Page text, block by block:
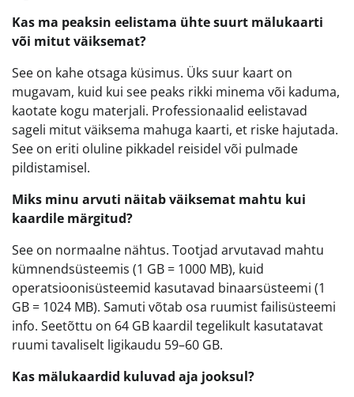
Kas ma peaksin eelistama ühte suurt mälukaarti
või mitut väiksemat?
See on kahe otsaga küsimus. Üks suur kaart on
mugavam, kuid kui see peaks rikki minema või kaduma,
kaotate kogu materjali. Professionaalid eelistavad
sageli mitut väiksema mahuga kaarti, et riske hajutada.
See on eriti oluline pikkadel reisidel või pulmade
pildistamisel.
Miks minu arvuti näitab väiksemat mahtu kui
kaardile märgitud?
See on normaalne nähtus. Tootjad arvutavad mahtu
kümnendsüsteemis (1 GB = 1000 MB), kuid
operatsioonisüsteemid kasutavad binaarsüsteemi (1
GB = 1024 MB). Samuti võtab osa ruumist failisüsteemi
info. Seetõttu on 64 GB kaardil tegelikult kasutatavat
ruumi tavaliselt ligikaudu 59–60 GB.
Kas mälukaardid kuluvad aja jooksul?